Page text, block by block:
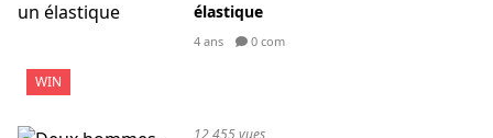
WIN
élastique
4 ans 0 com
12,455 vues